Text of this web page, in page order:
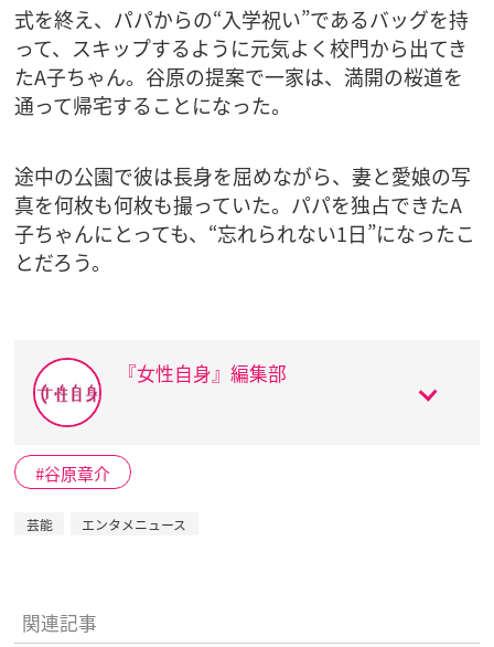
式を終え、パパからの“入学祝い”であるバッグを持
って、スキップするように元気よく校門から出てき
たA子ちゃん。谷原の提案で一家は、満開の桜道を
通って帰宅することになった。
途中の公園で彼は長身を屈めながら、妻と愛娘の写
真を何枚も何枚も撮っていた。パパを独占できたA
子ちゃんにとっても、“忘れられない1日”になったこ
とだろう。
『女性自身』編集部
谷原章介
芸能 エンタメニュース
関連記事